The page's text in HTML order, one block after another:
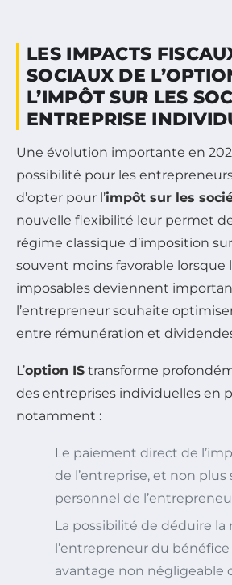
LES IMPACTS
SOCIAUX DE
L’IMPÔT SUR LES
ENTREPRISE
Une évolution importante en
possibilité pour les
d’opter pour l’impôt sur les
nouvelle flexibilité leur permet de
régime classique d’imposition
souvent moins favorable lorsque
imposables deviennent
l’entrepreneur souhaite
entre rémunération et
L’option IS transforme
des entreprises individuelles en
notamment :
Le paiement direct de
de l’entreprise, et non plus
personnel de
La possibilité de déduire
l’entrepreneur du
avantage non négligeable